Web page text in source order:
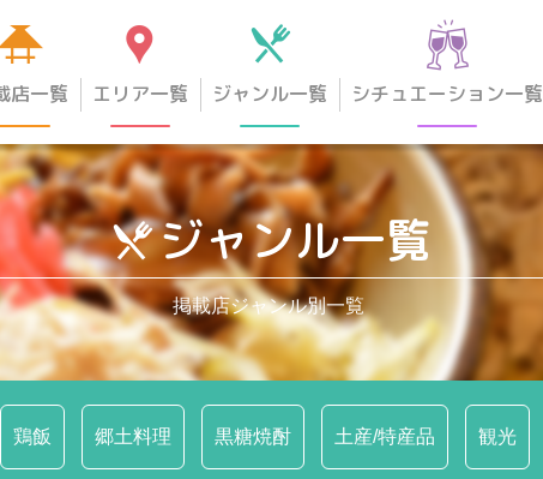
店一覧 エリア一覧 ジャンル一覧 シチュエーション一覧
ジャンル一覧
掲載店ジャンル別一覧
鶏飯 郷土料理 黒糖焼酎 土産/特産品 観光